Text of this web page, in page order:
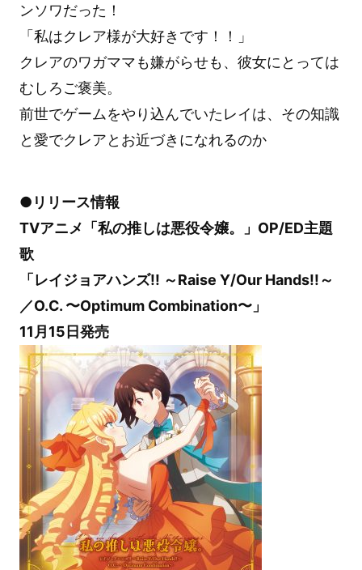
ンソワだった！
「私はクレア様が大好きです！！」
クレアのワガママも嫌がらせも、彼女にとっては
むしろご褒美。
前世でゲームをやり込んでいたレイは、その知識
と愛でクレアとお近づきになれるのか
●リリース情報
TVアニメ「私の推しは悪役令嬢。」OP/ED主題
歌
「レイジョアハンズ!! ～Raise Y/Our Hands!!～
／O.C. 〜Optimum Combination〜」
11月15日発売